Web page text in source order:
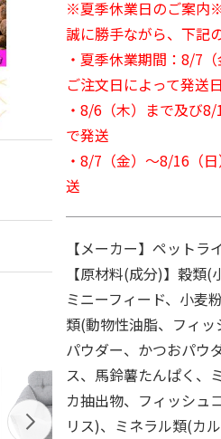
※夏季休業日のご案内
誠に勝手ながら、下記
・夏季休業期間：8/7（
ご注文日によって発送
・8/6（木）まで及び
で発送
・8/7（金）～8/16（
送
【メーカー】ペットラ
【原材料(成分)】穀類
ミニーフィード、小麦
類(動物性油脂、フィ
パウダー、かつおパウ
ス、馬鈴薯たんぱく、
カ抽出物、フィッシュ
リス)、ミネラル類(カ